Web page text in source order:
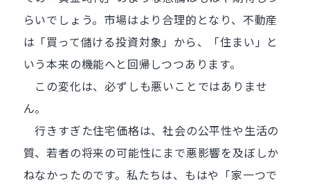
らいでしょう。市場はより合理的となり、不動産
は「買って儲ける投資対象」から、「住まい」と
いう本来の機能へと回帰しつつあります。
この変化は、必ずしも悪いことではありませ
ん。
行きすぎた住宅価格は、社会の公平性や生活の
質、若者の将来の可能性にまで悪影響を及ぼしか
ねなかったのです。私たちは、もはや「家一つで